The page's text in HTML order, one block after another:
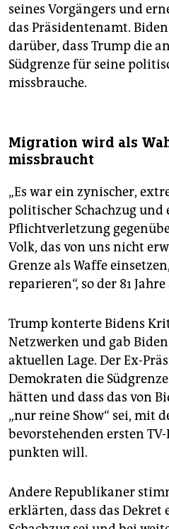
seines Vorgängers und
das Präsidentenamt.
darüber, dass Trump die
Südgrenze für seine
missbrauche.
Migration wird als
missbraucht
„Es war ein zynischer,
politischer Schachzug
Pflichtverletzung
Volk, das von uns nicht
Grenze als Waffe
reparieren“, so der 81
Trump konterte Bidens
Netzwerken und gab
aktuellen Lage. Der Ex-
Demokraten die
hätten und dass das von
„nur reine Show“ sei, mit
bevorstehenden ersten
punkten will.
Andere Republikaner
erklärten, dass das